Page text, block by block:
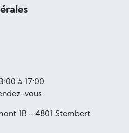
à 17:00
vous
1B - 4801 Stembert